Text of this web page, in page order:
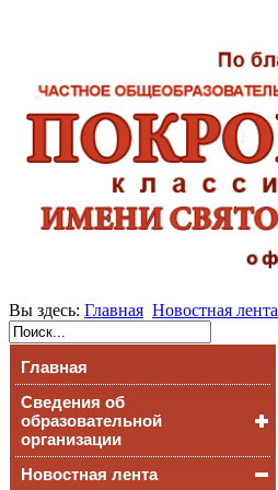
Вы здесь: Главная Новостная лента
Главная
Сведения об
образовательной
организации
Основные сведения
Новостная лента